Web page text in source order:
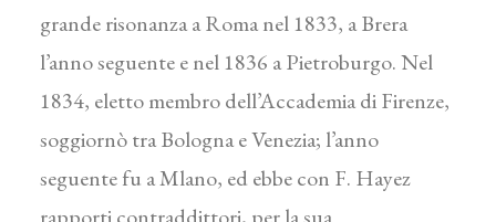
grande risonanza a Roma nel 1833, a Brera
l’anno seguente e nel 1836 a Pietroburgo. Nel
1834, eletto membro dell’Accademia di Firenze,
soggiornò tra Bologna e Venezia; l’anno
seguente fu a Mlano, ed ebbe con F. Hayez